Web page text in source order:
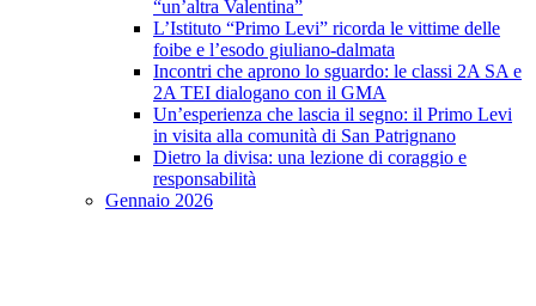
“un’altra Valentina”
L’Istituto “Primo Levi” ricorda le vittime delle
foibe e l’esodo giuliano-dalmata
Incontri che aprono lo sguardo: le classi 2A SA e
2A TEI dialogano con il GMA
Un’esperienza che lascia il segno: il Primo Levi
in visita alla comunità di San Patrignano
Dietro la divisa: una lezione di coraggio e
responsabilità
Gennaio 2026